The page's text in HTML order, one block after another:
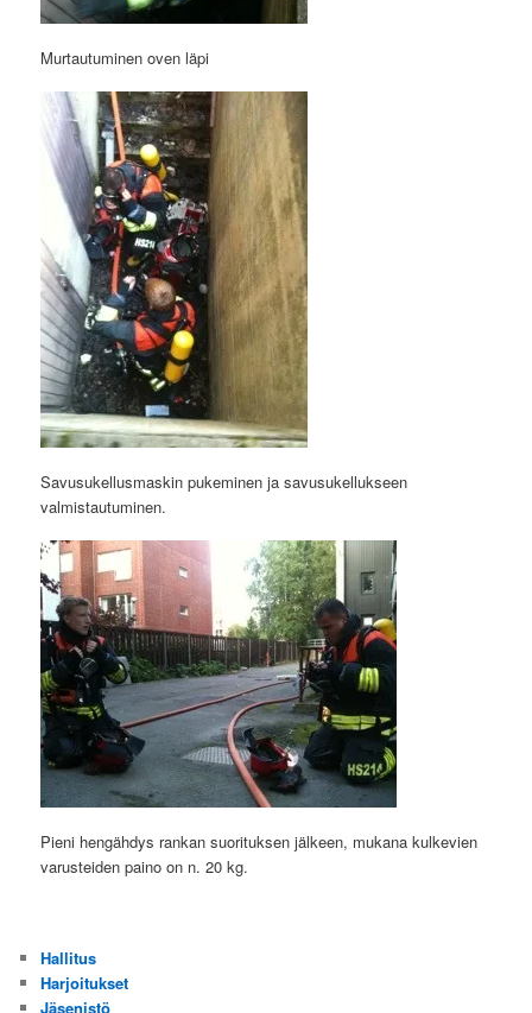
Murtautuminen oven läpi
Savusukellusmaskin pukeminen ja savusukellukseen
valmistautuminen.
Pieni hengähdys rankan suorituksen jälkeen, mukana kulkevien
varusteiden paino on n. 20 kg.
Hallitus
Harjoitukset
Jäsenistö